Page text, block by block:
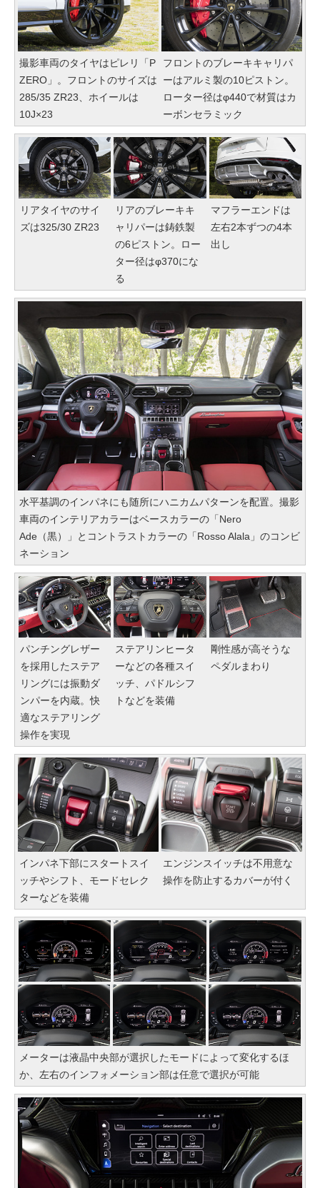
撮影車両のタイヤはピレリ「P
ZERO」。フロントのサイズは
285/35 ZR23、ホイールは
10J×23
フロントのブレーキキャリパ
ーはアルミ製の10ピストン。
ローター径はφ440で材質はカ
ーボンセラミック
リアタイヤのサイ
ズは325/30 ZR23
リアのブレーキキ
ャリパーは鋳鉄製
の6ピストン。ロー
ター径はφ370にな
る
マフラーエンドは
左右2本ずつの4本
出し
水平基調のインパネにも随所にハニカムパターンを配置。撮影
車両のインテリアカラーはベースカラーの「Nero
Ade（黒）」とコントラストカラーの「Rosso Alala」のコンビ
ネーション
パンチングレザー
を採用したステア
リングには振動ダ
ンパーを内蔵。快
適なステアリング
操作を実現
ステアリンヒータ
ーなどの各種スイ
ッチ、パドルシフ
トなどを装備
剛性感が高そうな
ペダルまわり
インパネ下部にスタートスイ
ッチやシフト、モードセレク
ターなどを装備
エンジンスイッチは不用意な
操作を防止するカバーが付く
メーターは液晶中央部が選択したモードによって変化するほ
か、左右のインフォメーション部は任意で選択が可能